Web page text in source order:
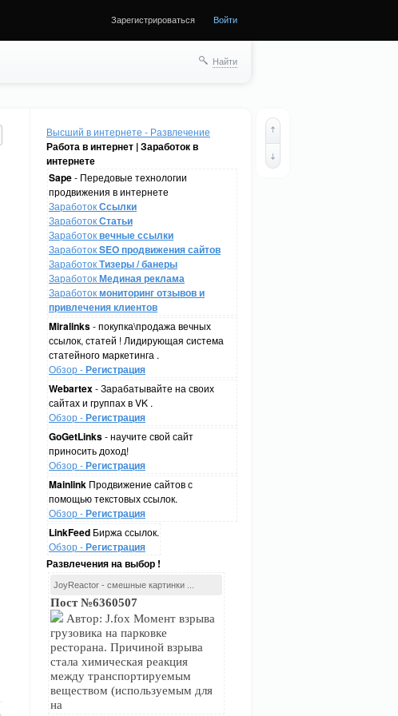
Зарегистрироваться Войти
Найти
Высший в интернете - Развлечение
Работа в интернет | Заработок в
интернете
Sape- Передовые технологии
продвижения в интернете
ЗаработокСсылки
ЗаработокСтатьи
Заработоквечные ссылки
ЗаработокSEO продвижения сайтов
ЗаработокТизеры / банеры
ЗаработокМединая реклама
Заработокмониторинг отзывов и
привлечения клиентов
Miralinks- покупка\продажа вечных
ссылок, статей ! Лидирующая система
статейного маркетинга .
Обзор -Регистрация
Webartex- Зарабатывайте на своих
сайтах и группах в VK .
Обзор -Регистрация
GoGetLinks- научите свой сайт
приносить доход!
Обзор -Регистрация
Mainlink Продвижение сайтов с
помощью текстовых ссылок.
Обзор -Регистрация
LinkFeed Биржа ссылок.
Обзор -Регистрация
Развлечения на выбор !
JoyReactor - смешные картинки ...
Пост №6360507
Автор: J.fox Момент взрыва
грузовика на парковке
ресторана. Причиной взрыва
стала химическая реакция
между транспортируемым
веществом (используемым для
на